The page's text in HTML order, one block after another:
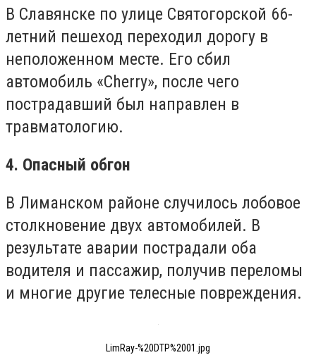
В Славянске по улице Святогорской 66-
летний пешеход переходил дорогу в
неположенном месте. Его сбил
автомобиль «Cherry», после чего
пострадавший был направлен в
травматологию.
4. Опасный обгон
В Лиманском районе случилось лобовое
столкновение двух автомобилей. В
результате аварии пострадали оба
водителя и пассажир, получив переломы
и многие другие телесные повреждения.
LimRay-%20DTP%2001.jpg